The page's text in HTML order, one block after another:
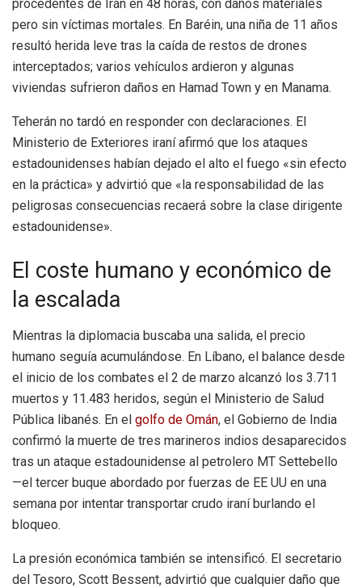
procedentes de Irán en 48 horas, con daños materiales
pero sin víctimas mortales. En Baréin, una niña de 11 años
resultó herida leve tras la caída de restos de drones
interceptados; varios vehículos ardieron y algunas
viviendas sufrieron daños en Hamad Town y en Manama.
Teherán no tardó en responder con declaraciones. El
Ministerio de Exteriores iraní afirmó que los ataques
estadounidenses habían dejado el alto el fuego «sin efecto
en la práctica» y advirtió que «la responsabilidad de las
peligrosas consecuencias recaerá sobre la clase dirigente
estadounidense».
El coste humano y económico de
la escalada
Mientras la diplomacia buscaba una salida, el precio
humano seguía acumulándose. En Líbano, el balance desde
el inicio de los combates el 2 de marzo alcanzó los 3.711
muertos y 11.483 heridos, según el Ministerio de Salud
Pública libanés. En el golfo de Omán, el Gobierno de India
confirmó la muerte de tres marineros indios desaparecidos
tras un ataque estadounidense al petrolero MT Settebello
—el tercer buque abordado por fuerzas de EE UU en una
semana por intentar transportar crudo iraní burlando el
bloqueo.
La presión económica también se intensificó. El secretario
del Tesoro, Scott Bessent, advirtió que cualquier daño que